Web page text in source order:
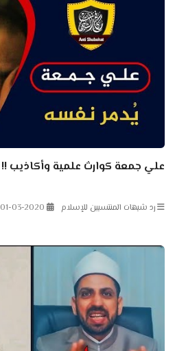
علي جمعة كوارث علمية وأكاذيب !!
رد شبهات المنتسبين للإسلام 01-03-2020